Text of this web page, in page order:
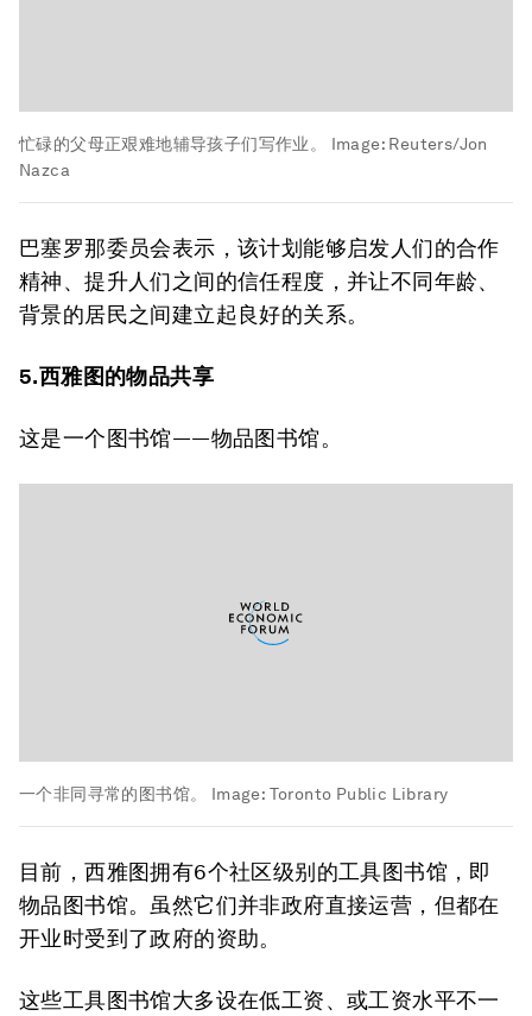
忙碌的父母正艰难地辅导孩子们写作业。 Image: Reuters/Jon
Nazca
巴塞罗那委员会表示，该计划能够启发人们的合作
精神、提升人们之间的信任程度，并让不同年龄、
背景的居民之间建立起良好的关系。
5.西雅图的物品共享
这是一个图书馆——物品图书馆。
一个非同寻常的图书馆。 Image: Toronto Public Library
目前，西雅图拥有6个社区级别的工具图书馆，即
物品图书馆。虽然它们并非政府直接运营，但都在
开业时受到了政府的资助。
这些工具图书馆大多设在低工资、或工资水平不一